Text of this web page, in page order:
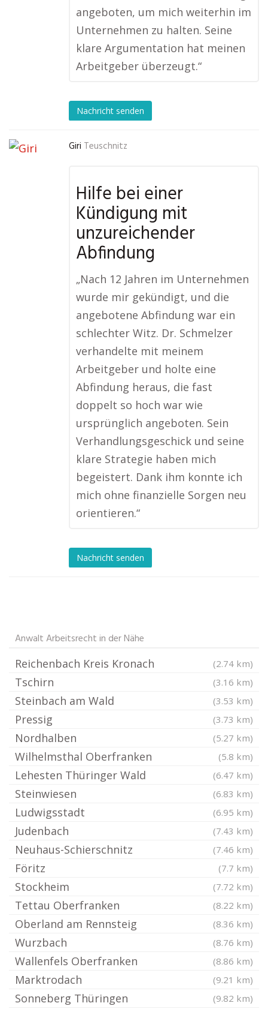
angeboten, um mich weiterhin im
Unternehmen zu halten. Seine
klare Argumentation hat meinen
Arbeitgeber überzeugt.“
Nachricht senden
Giri Teuschnitz
Hilfe bei einer
Kündigung mit
unzureichender
Abfindung
„Nach 12 Jahren im Unternehmen
wurde mir gekündigt, und die
angebotene Abfindung war ein
schlechter Witz. Dr. Schmelzer
verhandelte mit meinem
Arbeitgeber und holte eine
Abfindung heraus, die fast
doppelt so hoch war wie
ursprünglich angeboten. Sein
Verhandlungsgeschick und seine
klare Strategie haben mich
begeistert. Dank ihm konnte ich
mich ohne finanzielle Sorgen neu
orientieren.“
Nachricht senden
Anwalt Arbeitsrecht in der Nähe
Reichenbach Kreis Kronach (2.74 km)
Tschirn (3.16 km)
Steinbach am Wald (3.53 km)
Pressig (3.73 km)
Nordhalben (5.27 km)
Wilhelmsthal Oberfranken (5.8 km)
Lehesten Thüringer Wald (6.47 km)
Steinwiesen (6.83 km)
Ludwigsstadt (6.95 km)
Judenbach (7.43 km)
Neuhaus-Schierschnitz (7.46 km)
Föritz (7.7 km)
Stockheim (7.72 km)
Tettau Oberfranken (8.22 km)
Oberland am Rennsteig (8.36 km)
Wurzbach (8.76 km)
Wallenfels Oberfranken (8.86 km)
Marktrodach (9.21 km)
Sonneberg Thüringen (9.82 km)